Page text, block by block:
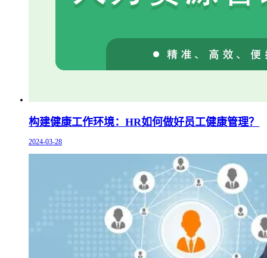
构建健康工作环境：HR如何做好员工健康管理？
2024-03-28